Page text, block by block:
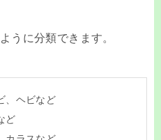
うに分類できます。
、ヘビなど
ど